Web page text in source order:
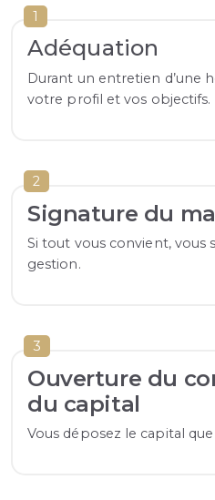
1
Adéquation
Durant un entretien d’une
votre profil et vos objectifs.
2
Signature du
Si tout vous convient, vous
gestion.
3
Ouverture du
du capital
Vous déposez le capital